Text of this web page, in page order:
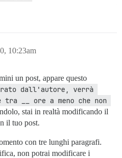
10:23am
un post, appare questo
dall'autore, verrà
tra __ ore a meno che non
stai in realtà modificando il
il tuo post.
con tre lunghi paragrafi.
non potrai modificare i